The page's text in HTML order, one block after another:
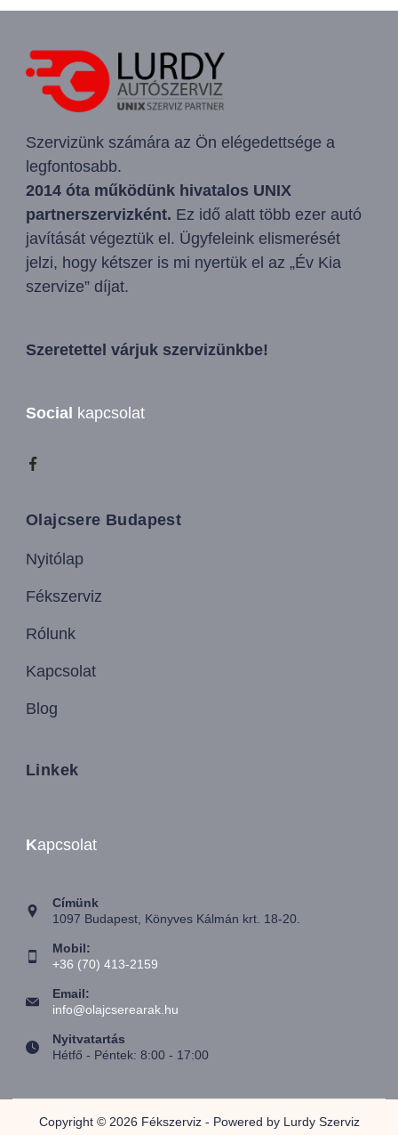
Szervizünk számára az Ön elégedettsége a
legfontosabb.
2014 óta működünk hivatalos UNIX
partnerszervizként. Ez idő alatt több ezer autó
javítását végeztük el. Ügyfeleink elismerését
jelzi, hogy kétszer is mi nyertük el az „Év Kia
szervize” díjat.
Szeretettel várjuk szervizünkbe!
Social kapcsolat
Olajcsere Budapest
Nyitólap
Fékszerviz
Rólunk
Kapcsolat
Blog
Linkek
Kapcsolat
Címünk
1097 Budapest, Könyves Kálmán krt. 18-20.
Mobil:
+36 (70) 413-2159
Email:
info@olajcserearak.hu
Nyitvatartás
Hétfő - Péntek: 8:00 - 17:00
Copyright © 2026 Fékszerviz - Powered by Lurdy Szerviz